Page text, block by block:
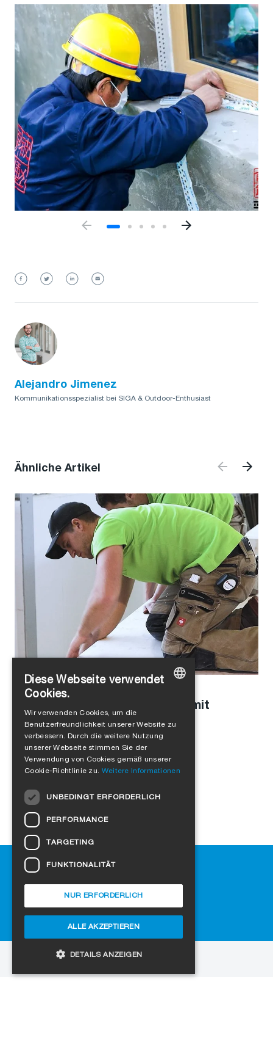
Alejandro Jimenez
Kommunikationsspezialist bei SIGA & Outdoor-Enthusiast
Ähnliche Artikel
Stefanie Schaller
Modulbau mit Holz: Interview mit
Leopold Kasseckert
Hilfe
SIGA-Fachhändler finden
Häufig gestellte Fragen
Cookie-Einstellungen
ENGLISH
FRENCH
DANISH
LATVIAN
LITHUANIAN
Diese Webseite verwendet
Cookies.
Wir verwenden Cookies, um die
Benutzerfreundlichkeit unserer Website zu
verbessern. Durch die weitere Nutzung
unserer Webseite stimmen Sie der
Verwendung von Cookies gemäß unserer
Cookie-Richtlinie zu. Weitere Informationen
UNBEDINGT ERFORDERLICH
PERFORMANCE
TARGETING
FUNKTIONALITÄT
ALLE AKZEPTIEREN
NUR ERFORDERLICH
DETAILS ANZEIGEN